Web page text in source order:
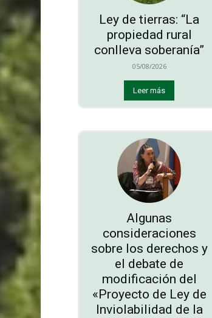
Ley de tierras: “La
propiedad rural
conlleva soberanía”
05/08/2026
Leer más
Algunas
consideraciones
sobre los derechos y
el debate de
modificación del
«Proyecto de Ley de
Inviolabilidad de la